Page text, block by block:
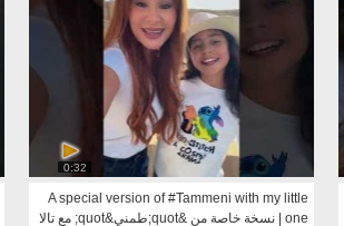
0:32
A special version of #Tammeni with my little
one | نسخة خاصة من &quot;طمني&quot; مع تالا